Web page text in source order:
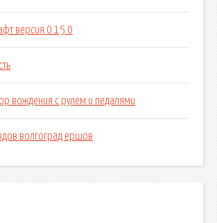
версия 0 15 0
вождения с рулем и педалями
волгоград ершов